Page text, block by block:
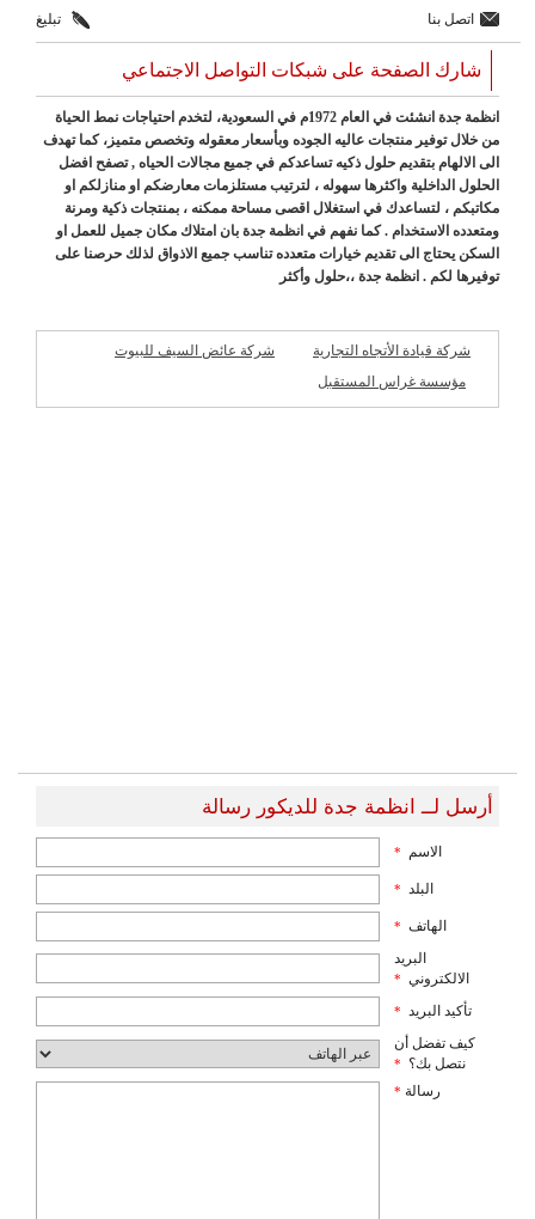
اتصل بنا تبليغ
شارك الصفحة على شبكات التواصل الاجتماعي
انظمة جدة انشئت في العام 1972م في السعودية، لتخدم احتياجات نمط الحياة
من خلال توفير منتجات عاليه الجوده وبأسعار معقوله وتخصص متميز، كما تهدف
الى الالهام بتقديم حلول ذكيه تساعدكم في جميع مجالات الحياه , تصفح افضل
الحلول الداخلية واكثرها سهوله ، لترتيب مستلزمات معارضكم او منازلكم او
مكاتبكم ، لتساعدك في استغلال اقصى مساحة ممكنه ، بمنتجات ذكية ومرنة
ومتعدده الاستخدام . كما نفهم في انظمة جدة بان امتلاك مكان جميل للعمل او
السكن يحتاج الى تقديم خيارات متعدده تناسب جميع الاذواق لذلك حرصنا على
توفيرها لكم . انظمة جدة ،،حلول وأكثر
شركة قيادة الأتجاه التجارية
شركة عائض السيف للبيوت
مؤسسة غراس المستقبل
أرسل لــ انظمة جدة للديكور رسالة
الاسم *
البلد *
الهاتف *
البريد
الالكتروني *
تأكيد البريد *
كيف تفضل أن
نتصل بك؟ *
رسالة *